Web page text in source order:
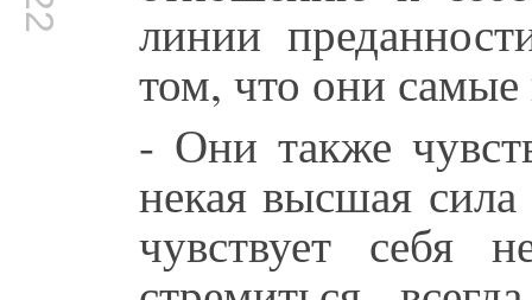
линии
том, что они
- Они также
некая высшая
чувствует себя